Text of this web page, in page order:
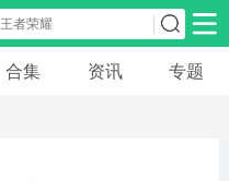
安卓游戏
合集 资讯 专题